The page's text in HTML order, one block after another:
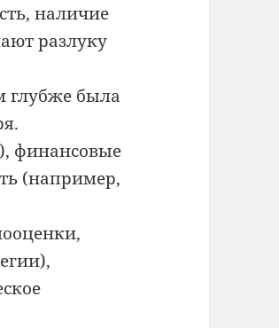
наличие
разлуку
глубже была
финансовые
(например,